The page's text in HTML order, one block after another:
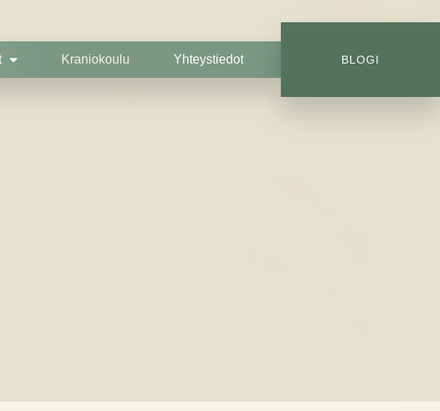
Kraniokoulu Yhteystiedot BLOGI